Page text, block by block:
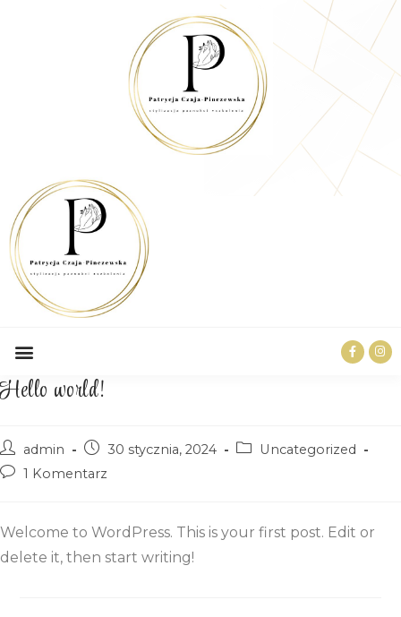
Hello world!
admin 30 stycznia, 2024
Uncategorized
1 Komentarz
Welcome to WordPress. This is your first post. Edit or
delete it, then start writing!